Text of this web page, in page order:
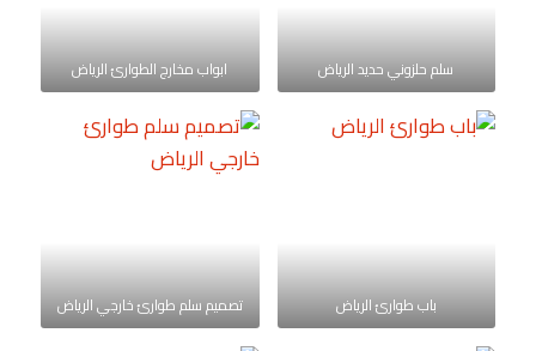
سلم حلزوني حديد الرياض ابواب مخارج الطوارئ الرياض
باب طوارئ الرياض تصميم سلم طوارئ خارجي الرياض